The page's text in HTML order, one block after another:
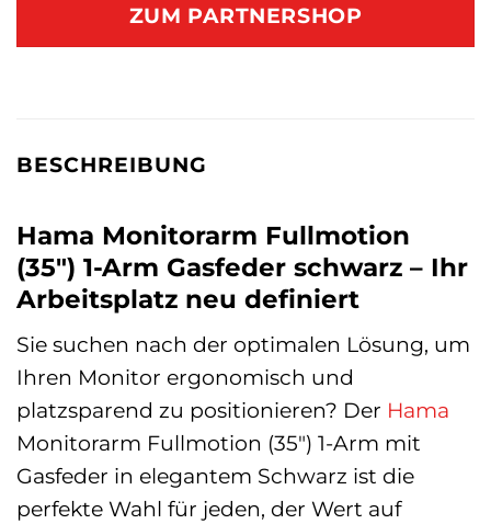
ZUM PARTNERSHOP
BESCHREIBUNG
Hama Monitorarm Fullmotion
(35″) 1-Arm Gasfeder schwarz – Ihr
Arbeitsplatz neu definiert
Sie suchen nach der optimalen Lösung, um
Ihren Monitor ergonomisch und
platzsparend zu positionieren? Der Hama
Monitorarm Fullmotion (35″) 1-Arm mit
Gasfeder in elegantem Schwarz ist die
perfekte Wahl für jeden, der Wert auf